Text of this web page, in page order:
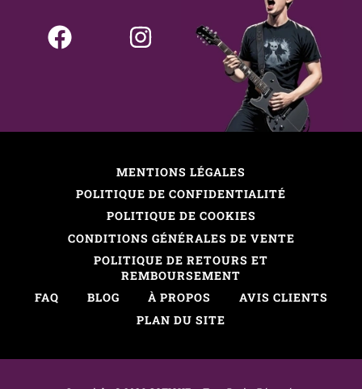
MENTIONS LÉGALES
POLITIQUE DE CONFIDENTIALITÉ
POLITIQUE DE COOKIES
CONDITIONS GÉNÉRALES DE VENTE
POLITIQUE DE RETOURS ET
REMBOURSEMENT
FAQ
BLOG À PROPOS
AVIS CLIENTS
PLAN DU SITE